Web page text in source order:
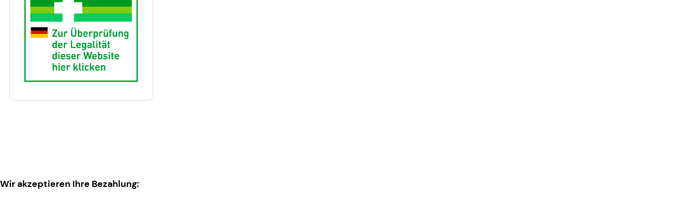
Wir akzeptieren Ihre Bezahlung: